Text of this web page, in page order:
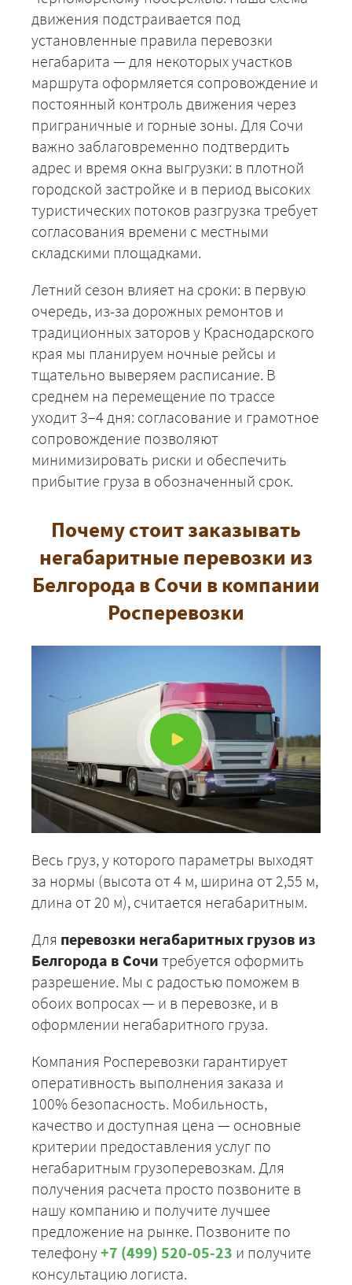
движения подстраивается под
установленные правила перевозки
негабарита — для некоторых участков
маршрута оформляется сопровождение и
постоянный контроль движения через
приграничные и горные зоны. Для Сочи
важно заблаговременно подтвердить
адрес и время окна выгрузки: в плотной
городской застройке и в период высоких
туристических потоков разгрузка требует
согласования времени с местными
складскими площадками.
Летний сезон влияет на сроки: в первую
очередь, из-за дорожных ремонтов и
традиционных заторов у Краснодарского
края мы планируем ночные рейсы и
тщательно выверяем расписание. В
среднем на перемещение по трассе
уходит 3–4 дня: согласование и грамотное
сопровождение позволяют
минимизировать риски и обеспечить
прибытие груза в обозначенный срок.
Почему стоит заказывать
негабаритные перевозки из
Белгорода в Сочи в компании
Росперевозки
Весь груз, у которого параметры выходят
за нормы (высота от 4 м, ширина от 2,55 м,
длина от 20 м), считается негабаритным.
Для перевозки негабаритных грузов из
Белгорода в Сочи требуется оформить
разрешение. Мы с радостью поможем в
обоих вопросах — и в перевозке, и в
оформлении негабаритного груза.
Компания Росперевозки гарантирует
оперативность выполнения заказа и
100% безопасность. Мобильность,
качество и доступная цена — основные
критерии предоставления услуг по
негабаритным грузоперевозкам. Для
получения расчета просто позвоните в
нашу компанию и получите лучшее
предложение на рынке. Позвоните по
телефону+7 (499) 520-05-23 и получите
консультацию логиста.
+7 (499) 520-05-23
ЗАКАЗАТЬ